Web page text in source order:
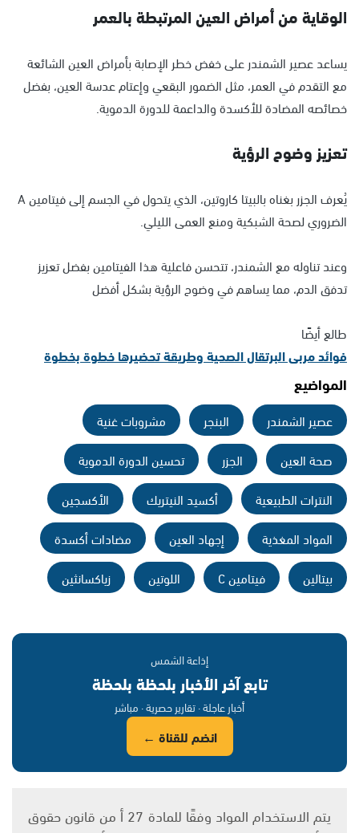
الوقاية من أمراض العين المرتبطة بالعمر
يساعد عصير الشمندر على خفض خطر الإصابة بأمراض العين الشائعة
مع التقدم في العمر، مثل الضمور البقعي وإعتام عدسة العين، بفضل
خصائصه المضادة للأكسدة والداعمة للدورة الدموية.
تعزيز وضوح الرؤية
يُعرف الجزر بغناه بالبيتا كاروتين، الذي يتحول في الجسم إلى فيتامين A
الضروري لصحة الشبكية ومنع العمى الليلي.
وعند تناوله مع الشمندر، تتحسن فاعلية هذا الفيتامين بفضل تعزيز
تدفق الدم، مما يساهم في وضوح الرؤية بشكل أفضل
طالع أيضًا
فوائد مربى البرتقال الصحية وطريقة تحضيرها خطوة بخطوة
المواضيع
عصير الشمندر البنجر
مشروبات غنية
صحة العين
الجزر
تحسين الدورة الدموية
النترات الطبيعية
أكسيد النيتريك
الأكسجين
المواد المغذية
إجهاد العين
مضادات أكسدة
بيتالين
فيتامين C اللوتين زياكسانثين
إذاعة الشمس
تابع آخر الأخبار بلحظة بلحظة
أخبار عاجلة · تقارير حصرية · مباشر
انضم للقناة ←
يتم الاستخدام المواد وفقًا للمادة 27 أ من قانون حقوق